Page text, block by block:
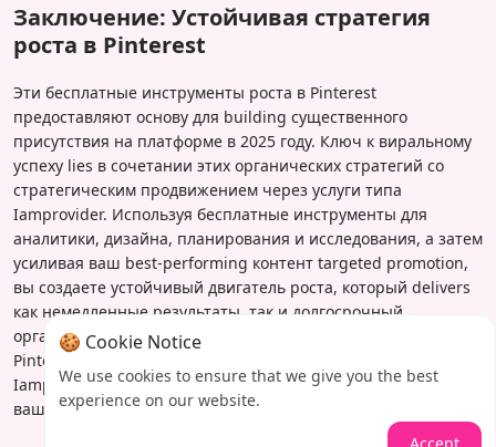
Заключение: Устойчивая стратегия
роста в Pinterest
Эти бесплатные инструменты роста в Pinterest
предоставляют основу для building существенного
присутствия на платформе в 2025 году. Ключ к виральному
успеху lies в сочетании этих органических стратегий со
стратегическим продвижением через услуги типа
Iamprovider. Используя бесплатные инструменты для
аналитики, дизайна, планирования и исследования, а затем
усиливая ваш best-performing контент targeted promotion,
вы создаете устойчивый двигатель роста, который delivers
как немедленные результаты, так и долгосрочный
органический охват. Готовы transform вашу стратегию
Pinterest? Исследуйте специализированные услуги
Iamprovider для Pinterest сегодня и начните превращать
ваши творческие идеи в виральные сенсации.
🍪 Cookie Notice
We use cookies to ensure that we give you the best
experience on our website.